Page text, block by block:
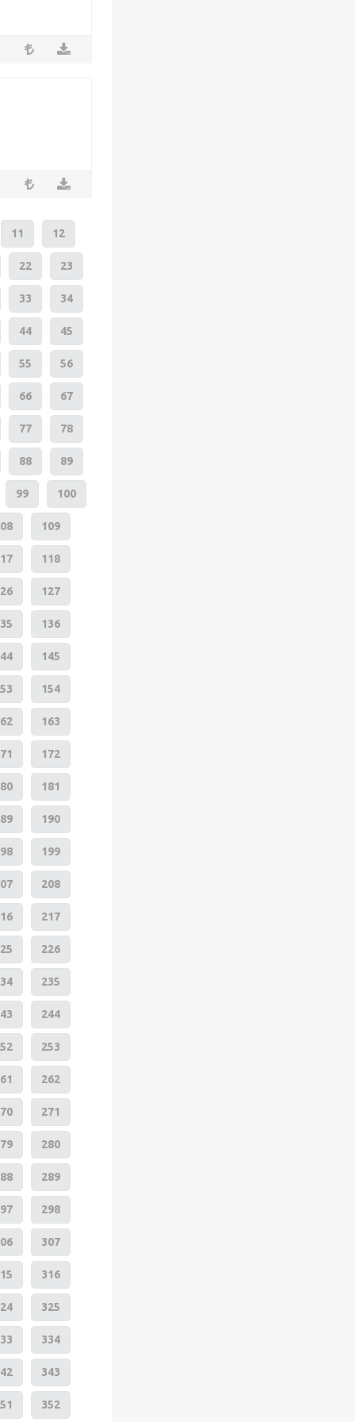
11 12
22 23
33 34
44 45
55 56
66 67
77 78
88 89
99 100
109
118
127
136
145
154
163
172
181
190
199
208
217
226
235
244
253
262
271
280
289
298
307
316
325
334
343
352